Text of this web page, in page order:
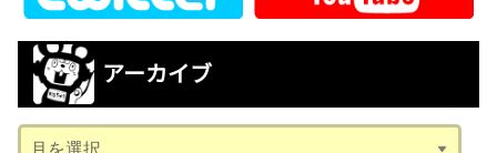
アーカイブ